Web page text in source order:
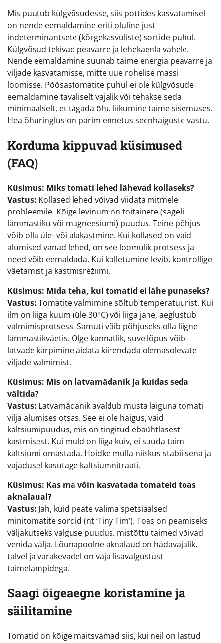
Mis puutub külgvõsudesse, siis pottides kasvatamisel
on nende eemaldamine eriti oluline just
indeterminantsete (kõrgekasvuliste) sortide puhul.
Külgvõsud tekivad peavarre ja lehekaenla vahele.
Nende eemaldamine suunab taime energia peavarre ja
viljade kasvatamisse, mitte uue rohelise massi
loomisse. Põõsastomatite puhul ei ole külgvõsude
eemaldamine tavaliselt vajalik või tehakse seda
minimaalselt, et tagada õhu liikumine taime sisemuses.
Hea õhuringlus on parim ennetus seenhaiguste vastu.
Korduma kippuvad küsimused
(FAQ)
Küsimus: Miks tomati lehed lähevad kollaseks?
Vastus: Kollased lehed võivad viidata mitmele
probleemile. Kõige levinum on toitainete (sageli
lämmastiku või magneesiumi) puudus. Teine põhjus
võib olla üle- või alakastmine. Kui kollased on vaid
alumised vanad lehed, on see loomulik protsess ja
need võib eemaldada. Kui kolletumine levib, kontrollige
väetamist ja kastmisrežiimi.
Küsimus: Mida teha, kui tomatid ei lähe punaseks?
Vastus: Tomatite valmimine sõltub temperatuurist. Kui
ilm on liiga kuum (üle 30°C) või liiga jahe, aeglustub
valmimisprotsess. Samuti võib põhjuseks olla liigne
lämmastikväetis. Olge kannatlik, suve lõpus võib
latvade kärpimine aidata kiirendada olemasolevate
viljade valmimist.
Küsimus: Mis on latvamädanik ja kuidas seda
vältida?
Vastus: Latvamädanik avaldub musta laiguna tomati
vilja alumises otsas. See ei ole haigus, vaid
kaltsiumipuudus, mis on tingitud ebaühtlasest
kastmisest. Kui muld on liiga kuiv, ei suuda taim
kaltsiumi omastada. Hoidke mulla niiskus stabiilsena ja
vajadusel kasutage kaltsiumnitraati.
Küsimus: Kas ma võin kasvatada tomateid toas
aknalaual?
Vastus: Jah, kuid peate valima spetsiaalsed
minitomatite sordid (nt ‘Tiny Tim’). Toas on peamiseks
väljakutseks valguse puudus, mistõttu taimed võivad
venida välja. Lõunapoolne aknalaud on hädavajalik,
talvel ja varakevadel on vaja lisavalgustust
taimelampidega.
Saagi õigeaegne koristamine ja
säilitamine
Tomatid on kõige maitsvamad siis, kui neil on lastud